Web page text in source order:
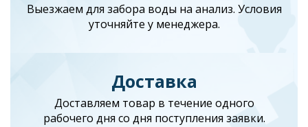
Выезжаем для забора воды на анализ. Условия
уточняйте у менеджера.
Доставка
Доставляем товар в течение одного
рабочего дня со дня поступления заявки.